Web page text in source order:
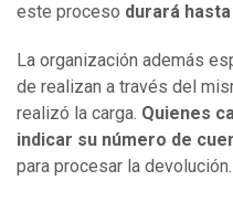
este proceso durará
La organización además
de realizan a través del
realizó la carga. Quienes
indicar su número de
para procesar la devolución.